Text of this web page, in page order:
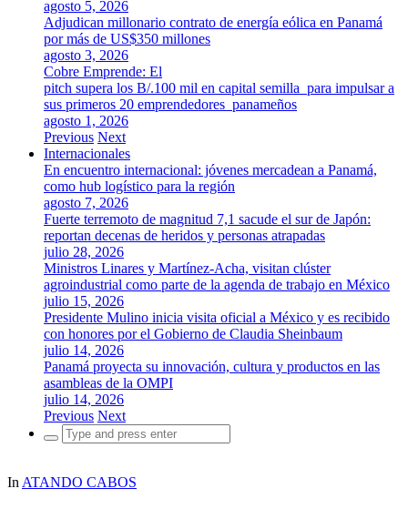
agosto 5, 2026
Adjudican millonario contrato de energía eólica en Panamá
por más de US$350 millones
agosto 3, 2026
Cobre Emprende: El
pitch supera los B/.100 mil en capital semilla para impulsar a
sus primeros 20 emprendedores panameños
agosto 1, 2026
Previous Next
Internacionales
En encuentro internacional: jóvenes mercadean a Panamá,
como hub logístico para la región
agosto 7, 2026
Fuerte terremoto de magnitud 7,1 sacude el sur de Japón:
reportan decenas de heridos y personas atrapadas
julio 28, 2026
Ministros Linares y Martínez-Acha, visitan clúster
agroindustrial como parte de la agenda de trabajo en México
julio 15, 2026
Presidente Mulino inicia visita oficial a México y es recibido
con honores por el Gobierno de Claudia Sheinbaum
julio 14, 2026
Panamá proyecta su innovación, cultura y productos en las
asambleas de la OMPI
julio 14, 2026
Previous Next
Search
for:
In ATANDO CABOS